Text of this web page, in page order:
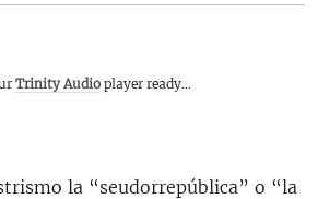
Trinity Audio player ready...
la “seudorrepública” o “la